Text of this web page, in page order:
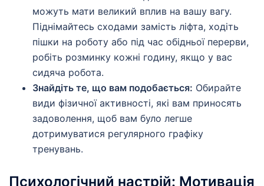
можуть мати великий вплив на вашу вагу.
Піднімайтесь сходами замість ліфта, ходіть
пішки на роботу або під час обідньої перерви,
робіть розминку кожні годину, якщо у вас
сидяча робота.
Знайдіть те, що вам подобається: Обирайте
види фізичної активності, які вам приносять
задоволення, щоб вам було легше
дотримуватися регулярного графіку
тренувань.
Психологічний настрій: Мотивація